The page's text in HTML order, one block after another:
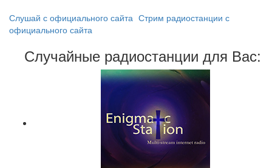
Слушай с официального сайта Стрим радиостанции с
официального сайта
Случайные радиостанции для Вас: